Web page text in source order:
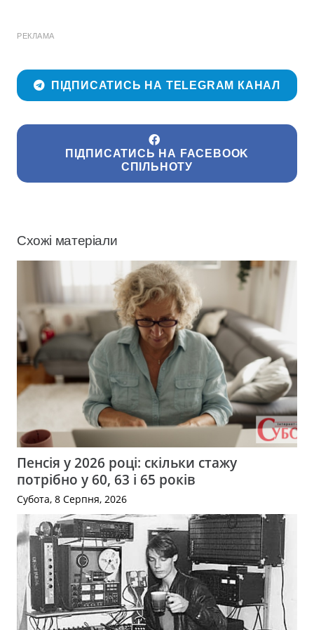
РЕКЛАМА
ПІДПИСАТИСЬ НА TELEGRAM КАНАЛ
ПІДПИСАТИСЬ НА FACEBOOK
СПІЛЬНОТУ
Схожі матеріали
Пенсія у 2026 році: скільки стажу
потрібно у 60, 63 і 65 років
Субота, 8 Серпня, 2026